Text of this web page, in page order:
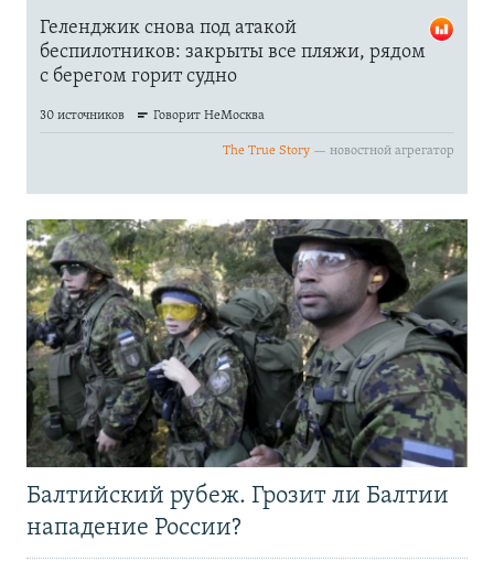
Балтийский рубеж. Грозит ли Балтии
нападение России?